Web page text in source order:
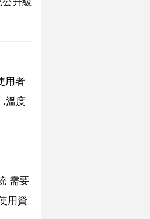
用者
.溫度
需要
用資